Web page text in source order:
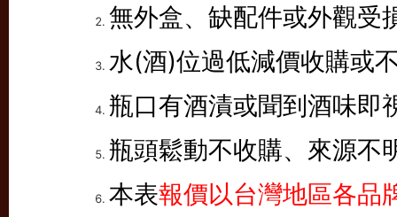
無外盒、缺配件或外觀受
水(酒)位過低減價收購或
瓶口有酒漬或聞到酒味即
瓶頭鬆動不收購、來源不
本表報價以台灣地區各品